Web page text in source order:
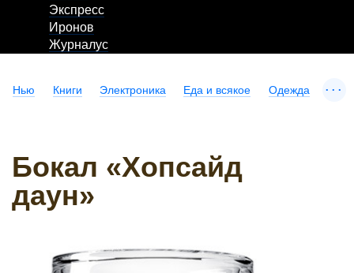
Экспресс
Иронов
Журналус
Нью Книги Электроника Еда и всякое Одежда ...
Бокал «Хопсайд
даун»